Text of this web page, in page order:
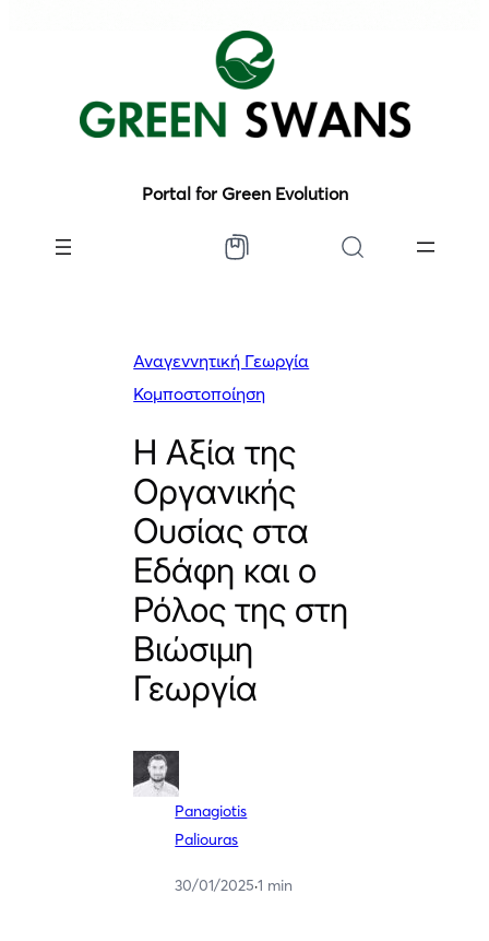
Portal for Green Evolution
Αναγεννητική Γεωργία
Κομποστοποίηση
Η Αξία της
Οργανικής
Ουσίας στα
Eδάφη και ο
Ρόλος της στη
Βιώσιμη
Γεωργία
Panagiotis
Paliouras
30/01/2025·1 min